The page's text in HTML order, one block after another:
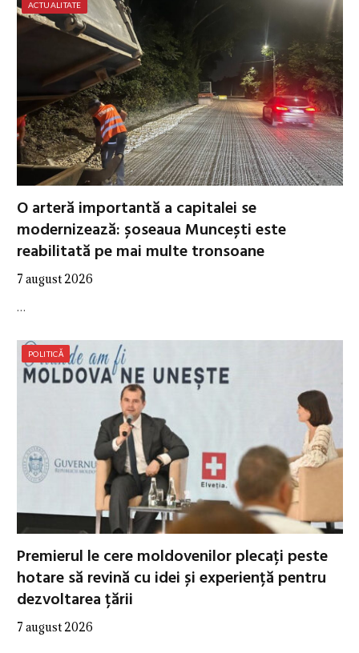
ACTUALITATE
O arteră importantă a capitalei se
modernizează: șoseaua Muncești este
reabilitată pe mai multe tronsoane
7 august 2026
…
POLITICĂ
Premierul le cere moldovenilor plecați peste
hotare să revină cu idei și experiență pentru
dezvoltarea țării
7 august 2026